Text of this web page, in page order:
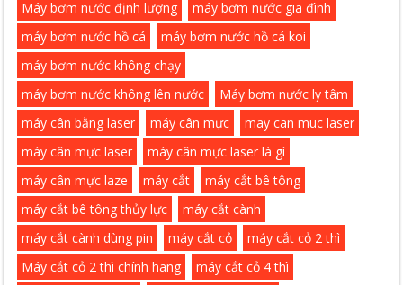
Máy bơm nước định lượng
máy bơm nước gia đình
máy bơm nước hồ cá
máy bơm nước hồ cá koi
máy bơm nước không chạy
máy bơm nước không lên nước
Máy bơm nước ly tâm
máy cân bằng laser
máy cân mực
may can muc laser
máy cân mực laser
máy cân mực laser là gì
máy cân mực laze
máy cắt
máy cắt bê tông
máy cắt bê tông thủy lực
máy cắt cành
máy cắt cành dùng pin
máy cắt cỏ
máy cắt cỏ 2 thì
Máy cắt cỏ 2 thì chính hãng
máy cắt cỏ 4 thì